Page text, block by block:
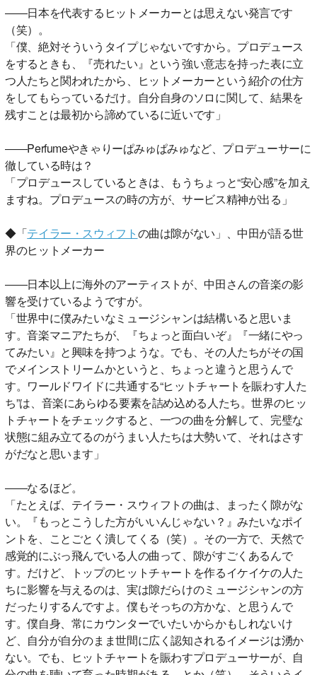
――日本を代表するヒットメーカーとは思えない発言です
（笑）。
「僕、絶対そういうタイプじゃないですから。プロデュース
をするときも、『売れたい』という強い意志を持った表に立
つ人たちと関われたから、ヒットメーカーという紹介の仕方
をしてもらっているだけ。自分自身のソロに関して、結果を
残すことは最初から諦めているに近いです」
――Perfumeやきゃりーぱみゅぱみゅなど、プロデューサーに
徹している時は？
「プロデュースしているときは、もうちょっと“安心感”を加え
ますね。プロデュースの時の方が、サービス精神が出る」
◆「テイラー・スウィフトの曲は隙がない」、中田が語る世
界のヒットメーカー
――日本以上に海外のアーティストが、中田さんの音楽の影
響を受けているようですが。
「世界中に僕みたいなミュージシャンは結構いると思いま
す。音楽マニアたちが、『ちょっと面白いぞ』『一緒にやっ
てみたい』と興味を持つような。でも、その人たちがその国
でメインストリームかというと、ちょっと違うと思うんで
す。ワールドワイドに共通する“ヒットチャートを賑わす人た
ち”は、音楽にあらゆる要素を詰め込める人たち。世界のヒッ
トチャートをチェックすると、一つの曲を分解して、完璧な
状態に組み立てるのがうまい人たちは大勢いて、それはさす
がだなと思います」
――なるほど。
「たとえば、テイラー・スウィフトの曲は、まったく隙がな
い。『もっとこうした方がいいんじゃない？』みたいなポイ
ントを、ことごとく潰してくる（笑）。その一方で、天然で
感覚的にぶっ飛んでいる人の曲って、隙がすごくあるんで
す。だけど、トップのヒットチャートを作るイケイケの人た
ちに影響を与えるのは、実は隙だらけのミュージシャンの方
だったりするんですよ。僕もそっちの方かな、と思うんで
す。僕自身、常にカウンターでいたいからかもしれないけ
ど、自分が自分のまま世間に広く認知されるイメージは湧か
ない。でも、ヒットチャートを賑わすプロデューサーが、自